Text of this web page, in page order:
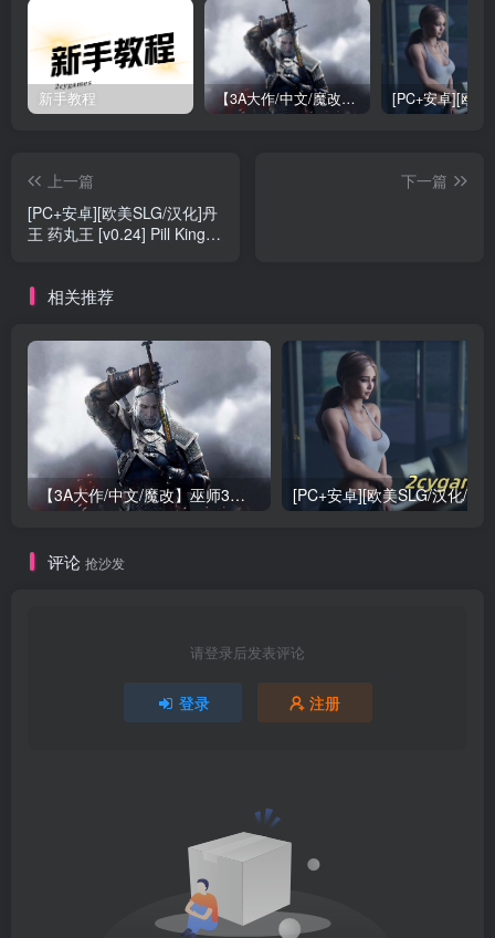
新手教程 【3A大作/中文/魔改】巫师3：狂嫖 绅士邪恶魔改版[解压即玩小白福音]【170G/新魔改】
上一篇
[PC+安卓][欧美SLG/汉化]丹
王 药丸王 [v0.24] Pill King
下一篇
相关推荐
【3A大作/中文/魔改】巫师3：狂嫖 绅士邪恶魔改版[解压即玩小白福音]【170G/新魔改】
评论 抢沙发
请登录后发表评论
登录 注册